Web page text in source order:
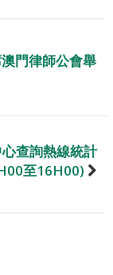
門律師公會舉
查詢熱線統計
至16H00)